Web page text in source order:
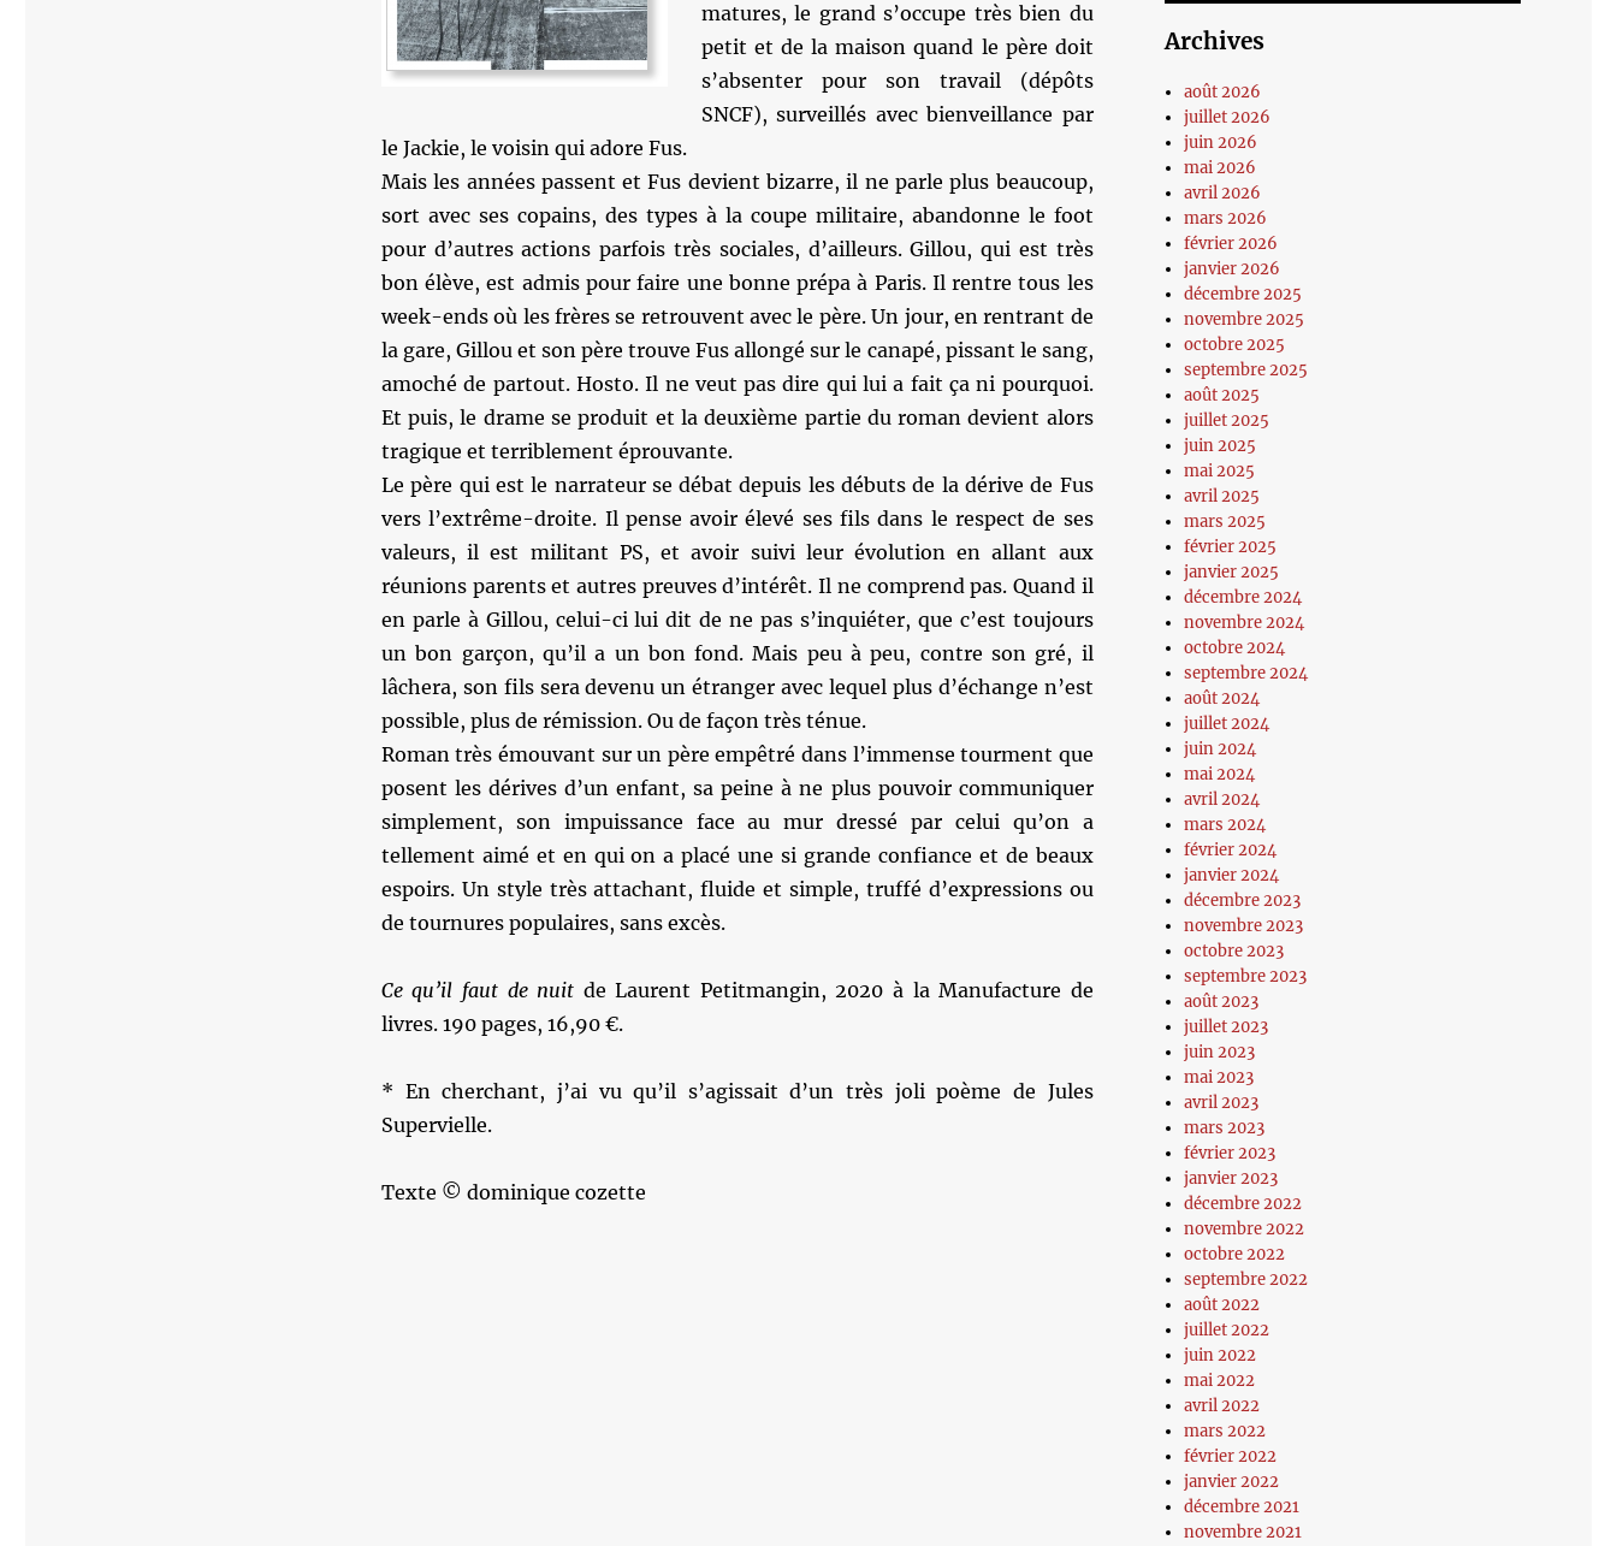
matures, le grand s’occupe très bien du
petit et de la maison quand le père doit
s’absenter pour son travail (dépôts
SNCF), surveillés avec bienveillance par
le Jackie, le voisin qui adore Fus.
Mais les années passent et Fus devient bizarre, il ne parle plus beaucoup,
sort avec ses copains, des types à la coupe militaire, abandonne le foot
pour d’autres actions parfois très sociales, d’ailleurs. Gillou, qui est très
bon élève, est admis pour faire une bonne prépa à Paris. Il rentre tous les
week-ends où les frères se retrouvent avec le père. Un jour, en rentrant de
la gare, Gillou et son père trouve Fus allongé sur le canapé, pissant le sang,
amoché de partout. Hosto. Il ne veut pas dire qui lui a fait ça ni pourquoi.
Et puis, le drame se produit et la deuxième partie du roman devient alors
tragique et terriblement éprouvante.
Le père qui est le narrateur se débat depuis les débuts de la dérive de Fus
vers l’extrême-droite. Il pense avoir élevé ses fils dans le respect de ses
valeurs, il est militant PS, et avoir suivi leur évolution en allant aux
réunions parents et autres preuves d’intérêt. Il ne comprend pas. Quand il
en parle à Gillou, celui-ci lui dit de ne pas s’inquiéter, que c’est toujours
un bon garçon, qu’il a un bon fond. Mais peu à peu, contre son gré, il
lâchera, son fils sera devenu un étranger avec lequel plus d’échange n’est
possible, plus de rémission. Ou de façon très ténue.
Roman très émouvant sur un père empêtré dans l’immense tourment que
posent les dérives d’un enfant, sa peine à ne plus pouvoir communiquer
simplement, son impuissance face au mur dressé par celui qu’on a
tellement aimé et en qui on a placé une si grande confiance et de beaux
espoirs. Un style très attachant, fluide et simple, truffé d’expressions ou
de tournures populaires, sans excès.
Ce qu’il faut de nuit de Laurent Petitmangin, 2020 à la Manufacture de
livres. 190 pages, 16,90 €.
* En cherchant, j’ai vu qu’il s’agissait d’un très joli poème de Jules
Supervielle.
Texte © dominique cozette
Archives
août 2026
juillet 2026
juin 2026
mai 2026
avril 2026
mars 2026
février 2026
janvier 2026
décembre 2025
novembre 2025
octobre 2025
septembre 2025
août 2025
juillet 2025
juin 2025
mai 2025
avril 2025
mars 2025
février 2025
janvier 2025
décembre 2024
novembre 2024
octobre 2024
septembre 2024
août 2024
juillet 2024
juin 2024
mai 2024
avril 2024
mars 2024
février 2024
janvier 2024
décembre 2023
novembre 2023
octobre 2023
septembre 2023
août 2023
juillet 2023
juin 2023
mai 2023
avril 2023
mars 2023
février 2023
janvier 2023
décembre 2022
novembre 2022
octobre 2022
septembre 2022
août 2022
juillet 2022
juin 2022
mai 2022
avril 2022
mars 2022
février 2022
janvier 2022
décembre 2021
novembre 2021